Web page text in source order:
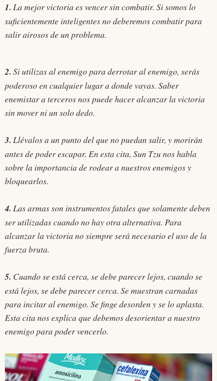
1. La mejor victoria es vencer sin combatir. Si somos lo
suficientemente inteligentes no deberemos combatir para
salir airosos de un problema.
2. Si utilizas al enemigo para derrotar al enemigo, serás
poderoso en cualquier lugar a donde vayas. Saber
enemistar a terceros nos puede hacer alcanzar la victoria
sin mover ni un solo dedo.
3. Llévalos a un punto del que no puedan salir, y morirán
antes de poder escapar. En esta cita, Sun Tzu nos habla
sobre la importancia de rodear a nuestros enemigos y
bloquearlos.
4. Las armas son instrumentos fatales que solamente deben
ser utilizadas cuando no hay otra alternativa. Para
alcanzar la victoria no siempre será necesario el uso de la
fuerza bruta.
5. Cuando se está cerca, se debe parecer lejos, cuando se
está lejos, se debe parecer cerca. Se muestran carnadas
para incitar al enemigo. Se finge desorden y se lo aplasta.
Esta cita nos explica que debemos desorientar a nuestro
enemigo para poder vencerlo.